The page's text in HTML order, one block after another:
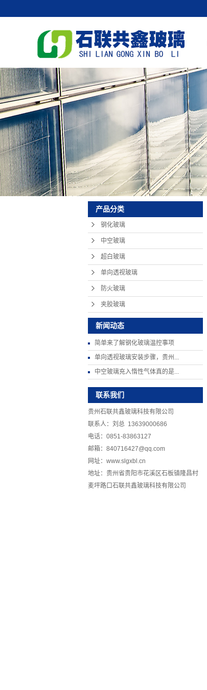
产品分类
钢化玻璃
中空玻璃
超白玻璃
单向透视玻璃
防火玻璃
夹胶玻璃
新闻动态
简单来了解钢化玻璃温控事项
单向透视玻璃安装步骤，贵州...
中空玻璃充入惰性气体真的是...
联系我们
贵州石联共鑫玻璃科技有限公司
联系人：刘总 13639000686
电话：0851-83863127
邮箱：840716427@qq.com
网址：www.slgxbl.cn
地址：贵州省贵阳市花溪区石板镇隆昌村
麦坪路口石联共鑫玻璃科技有限公司